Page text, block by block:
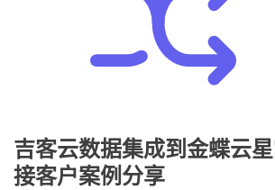
吉客云数据集成到金蝶云
接客户案例分享